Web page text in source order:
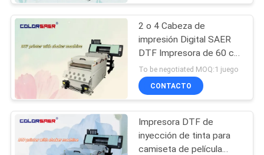
FÁBRICA
CONTROL
DE
CALIDAD
CONTACTO
Impresora de DTF
55
2 o 4 Cabeza de
impresión Digital SAER
DTF Impresora de 60 cm
/ A3 Tamaño de película
de PET T-shirt offset
DTF Impresora con
agitación
To be negotiated MOQ:1 juego
CONTACTO
Impresora DTF de
inyección de tinta para
camiseta de película